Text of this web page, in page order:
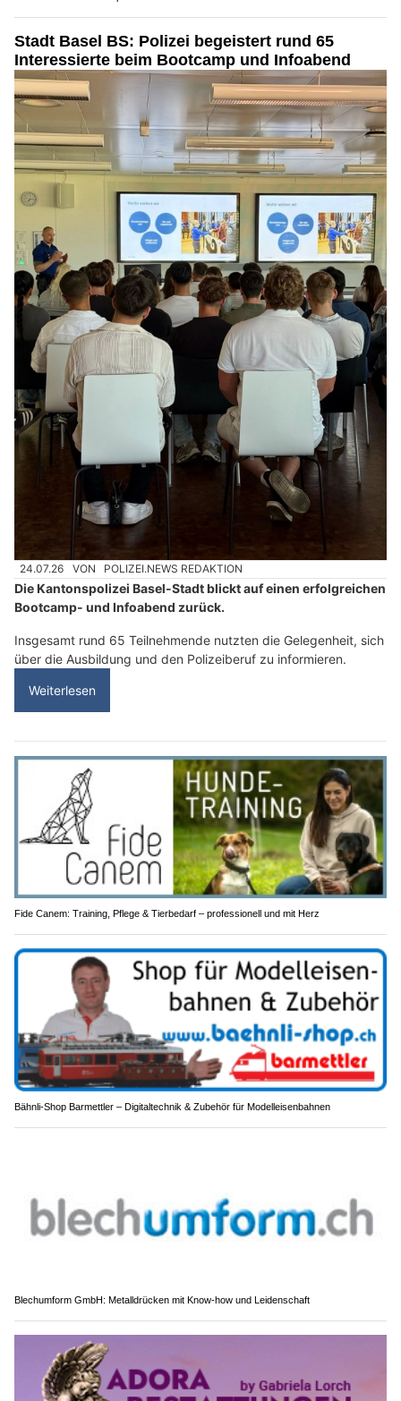
Stadt Basel BS: Polizei begeistert rund 65
Interessierte beim Bootcamp und Infoabend
24.07.26 VON POLIZEI.NEWS REDAKTION
Die Kantonspolizei Basel-Stadt blickt auf einen erfolgreichen
Bootcamp- und Infoabend zurück.
Insgesamt rund 65 Teilnehmende nutzten die Gelegenheit, sich
über die Ausbildung und den Polizeiberuf zu informieren.
Weiterlesen
Fide Canem: Training, Pflege & Tierbedarf – professionell und mit Herz
Bähnli-Shop Barmettler – Digitaltechnik & Zubehör für Modelleisenbahnen
Blechumform GmbH: Metalldrücken mit Know-how und Leidenschaft